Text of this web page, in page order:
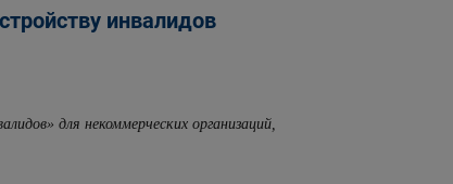
инвалидов
для некоммерческих организаций,